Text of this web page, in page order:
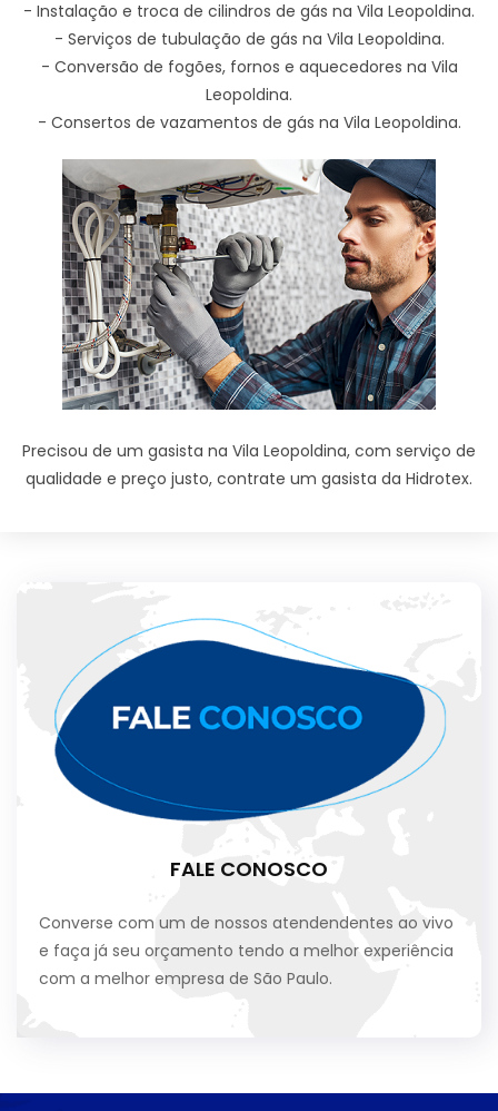
- Instalação e troca de cilindros de gás na Vila Leopoldina.
- Serviços de tubulação de gás na Vila Leopoldina.
- Conversão de fogões, fornos e aquecedores na Vila
Leopoldina.
- Consertos de vazamentos de gás na Vila Leopoldina.
Precisou de um gasista na Vila Leopoldina, com serviço de
qualidade e preço justo, contrate um gasista da Hidrotex.
FALE CONOSCO
Converse com um de nossos atendendentes ao vivo
e faça já seu orçamento tendo a melhor experiência
com a melhor empresa de São Paulo.